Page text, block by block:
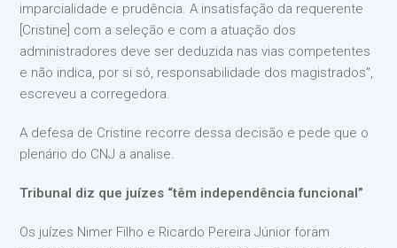
imparcialidade e prudência. A insatisfação da requerente
[Cristine] com a seleção e com a atuação dos
administradores deve ser deduzida nas vias competentes
e não indica, por si só, responsabilidade dos magistrados”,
escreveu a corregedora.
A defesa de Cristine recorre dessa decisão e pede que o
plenário do CNJ a analise.
Tribunal diz que juízes “têm independência funcional”
Os juízes Nimer Filho e Ricardo Pereira Júnior foram